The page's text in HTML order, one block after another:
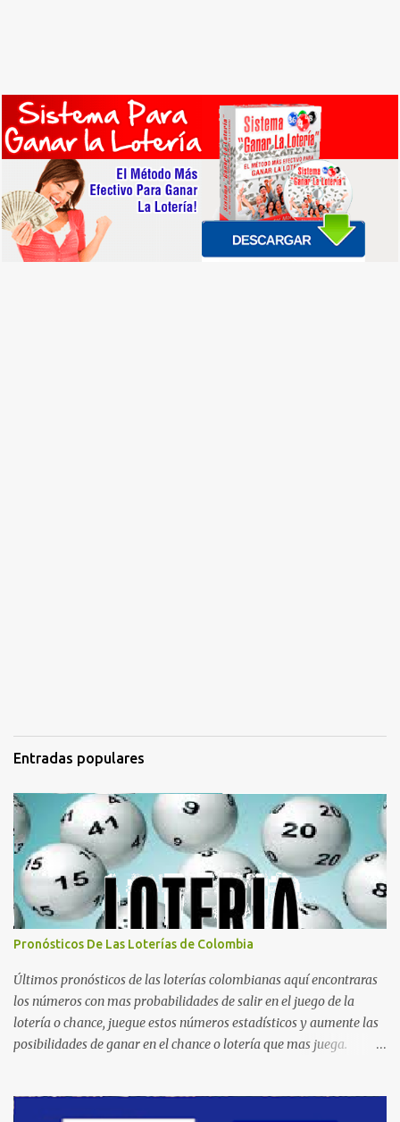
Entradas populares
Pronósticos De Las Loterías de Colombia
Últimos pronósticos de las loterías colombianas aquí encontraras
los números con mas probabilidades de salir en el juego de la
lotería o chance, juegue estos números estadísticos y aumente las
posibilidades de ganar en el chance o lotería que mas juega.
Manizales Valle Bogotá Quindio Medellin Santander Risaralda